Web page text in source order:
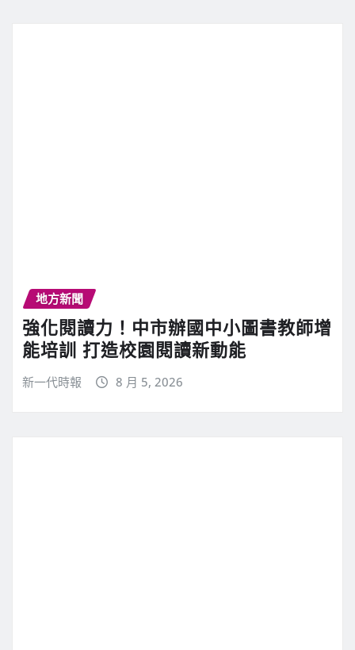
地方新聞
強化閱讀力！中市辦國中小圖書教師增
能培訓 打造校園閱讀新動能
新一代時報 8 月 5, 2026